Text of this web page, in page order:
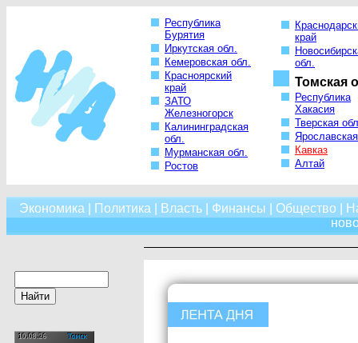
Республика
Бурятия
Иркутская обл.
Кемеровская обл.
Красноярский
край
ЗАТО
Железногорск
Калининградская
обл.
Мурманская обл.
Ростов
край
обл.
Томская
Республика
Хакасия
Тверская
Кавказ
Алтай
Экономика Политика Власть| Финансы Общество